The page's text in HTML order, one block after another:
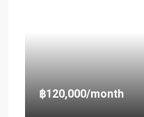
฿120,000/month